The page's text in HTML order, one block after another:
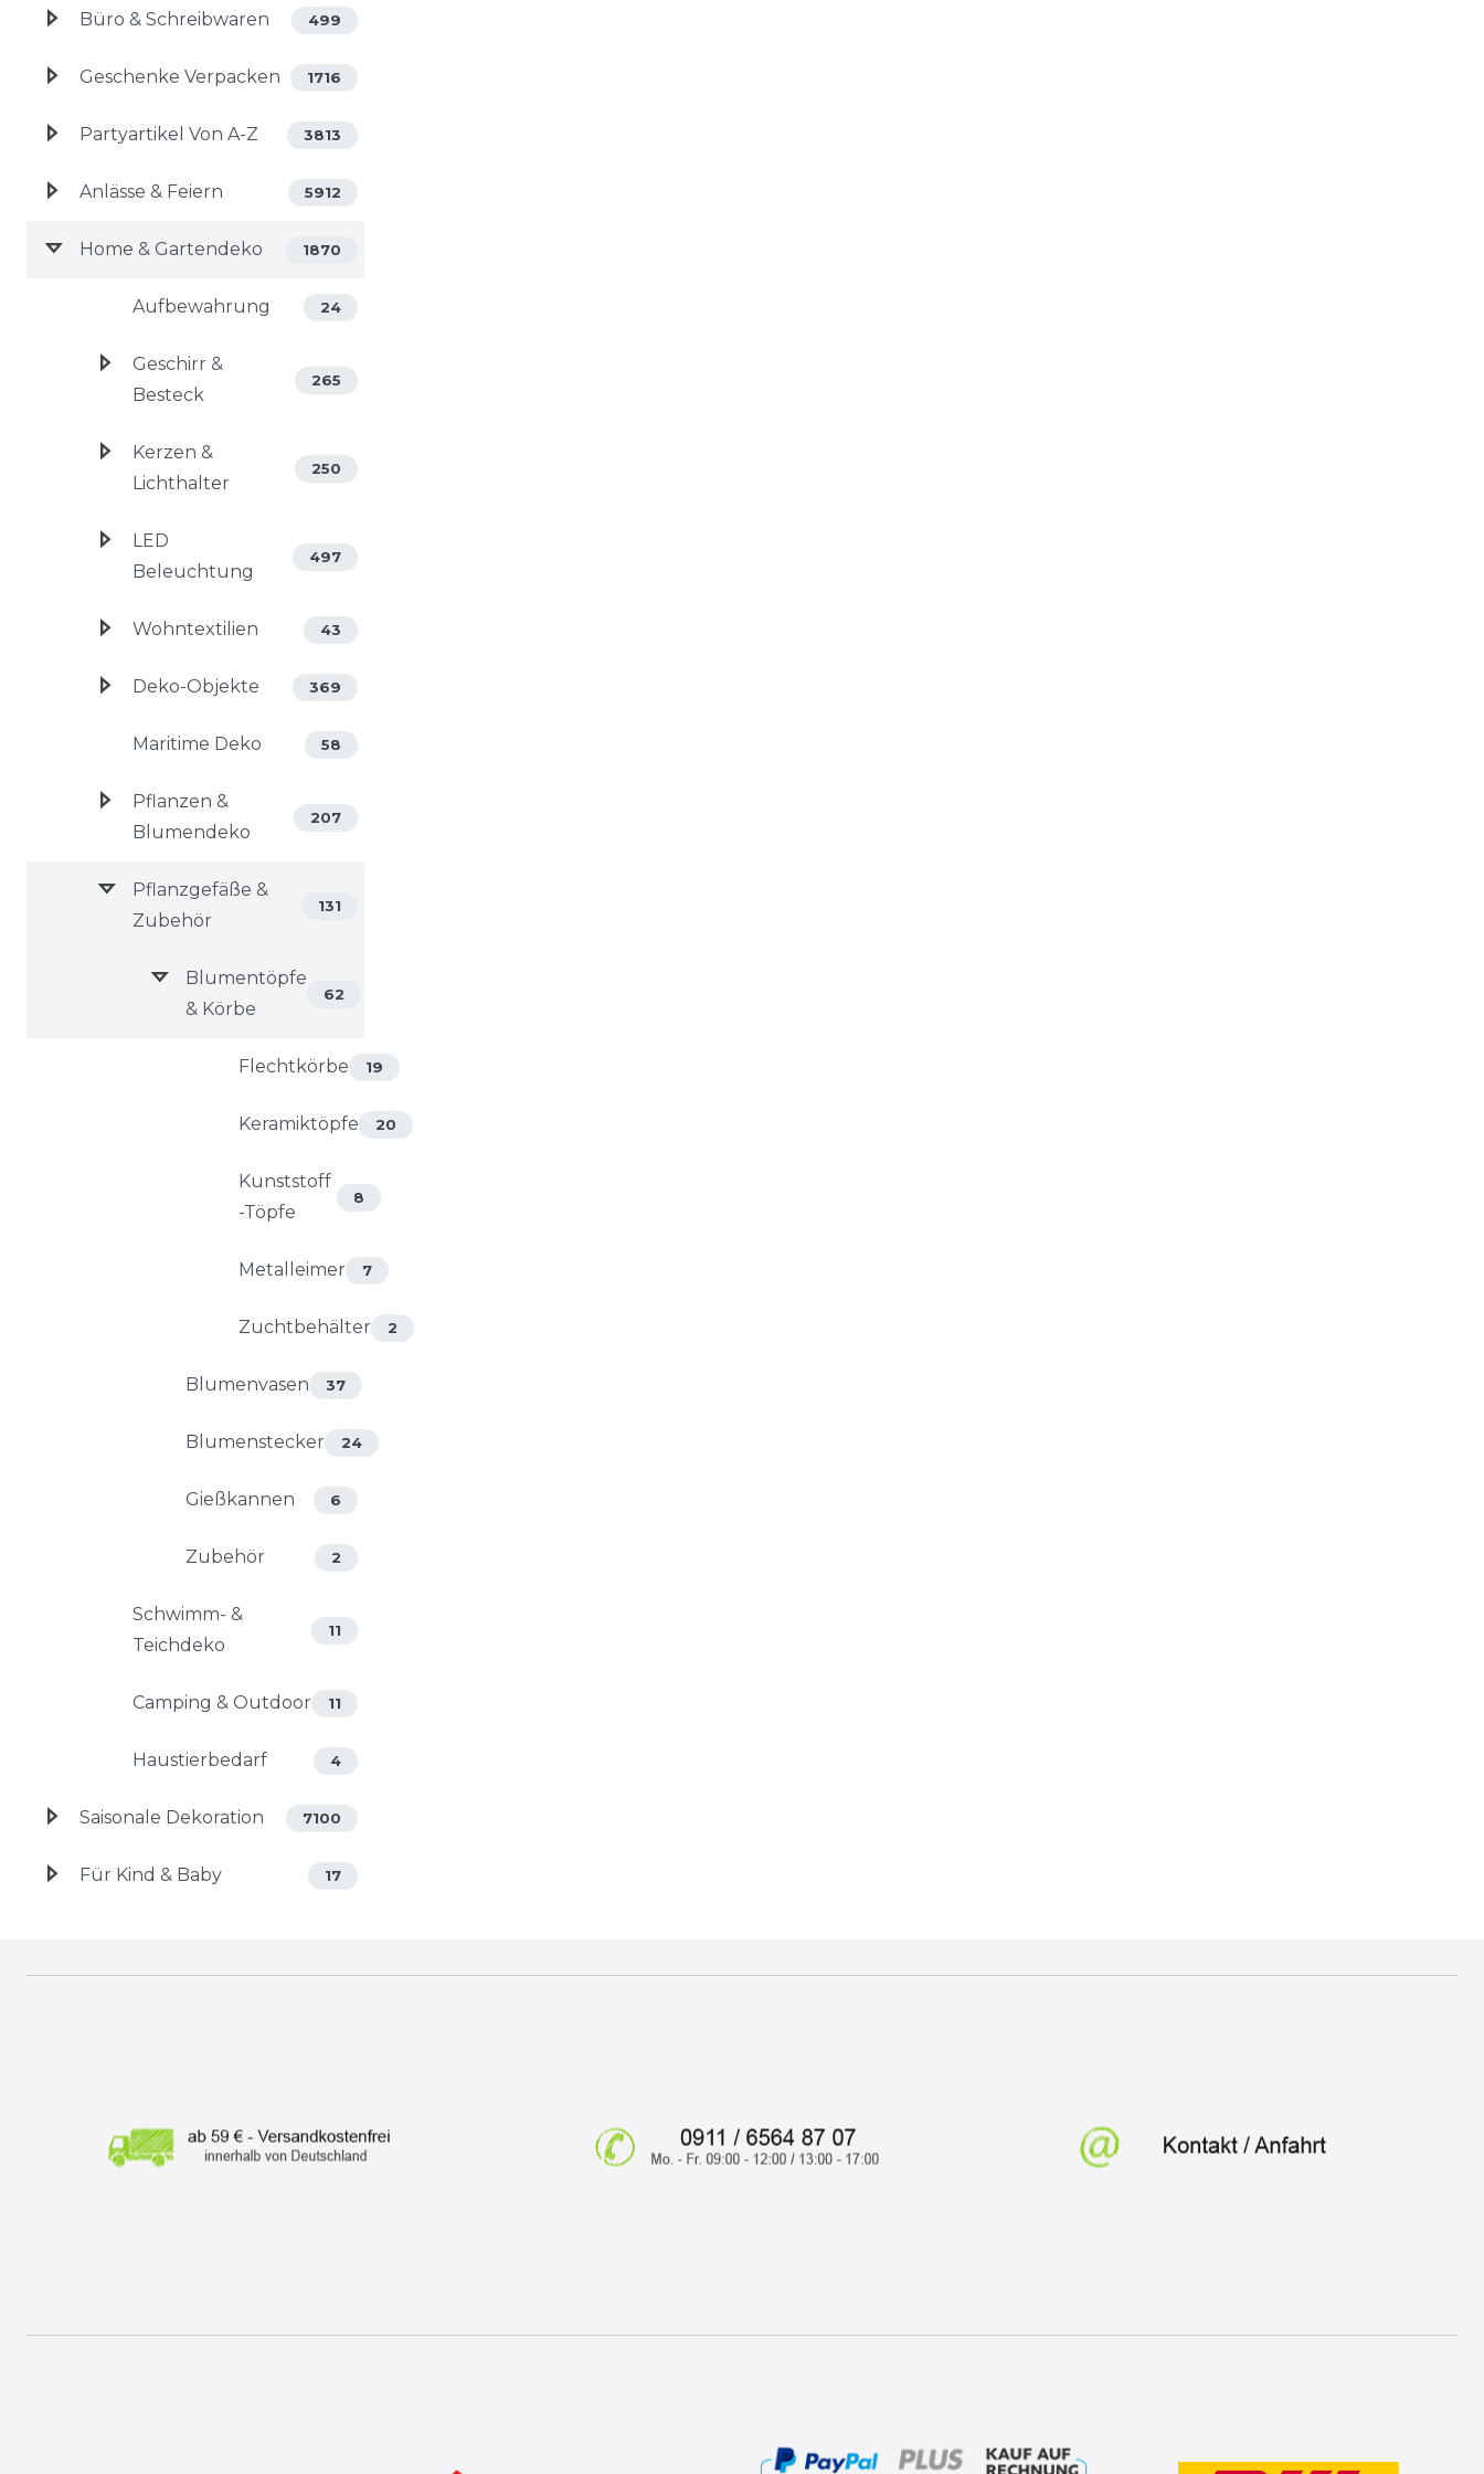
Büro & Schreibwaren 499
Geschenke Verpacken 1716
Partyartikel Von A-Z 3813
Anlässe & Feiern 5912
Home & Gartendeko 1870
Aufbewahrung 24
Geschirr &
Besteck
265
Kerzen &
Lichthalter
250
LED
Beleuchtung
497
Wohntextilien 43
Deko-Objekte 369
Maritime Deko 58
Pflanzen &
Blumendeko
207
Pflanzgefäße &
Zubehör
131
Blumentöpfe
& Körbe
62
Flechtkörbe 19
Keramiktöpfe 20
Kunststoff
-Töpfe
8
Metalleimer 7
Zuchtbehälter 2
Blumenvasen 37
Blumenstecker 24
Gießkannen 6
Zubehör 2
Schwimm- &
Teichdeko
11
Camping & Outdoor 11
Haustierbedarf 4
Saisonale Dekoration 7100
Für Kind & Baby 17